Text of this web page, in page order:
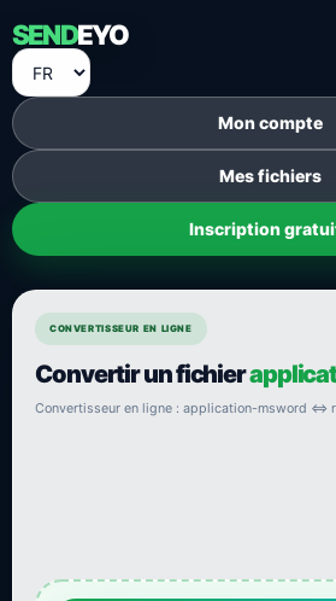
SENDEYO
Mon compte
Mes fichiers
Inscription
CONVERTISSEUR EN LIGNE
Convertir un fichier
Convertisseur en ligne : application-msword ⇔